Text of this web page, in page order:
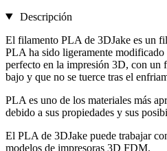
Descripción
El filamento PLA de 3DJake es un
PLA ha sido ligeramente
perfecto en la impresión 3D, con un
bajo y que no se tuerce tras el
PLA es uno de los materiales más
debido a sus propiedades y sus
El PLA de 3DJake puede trabajar
modelos de impresoras 3D FDM.